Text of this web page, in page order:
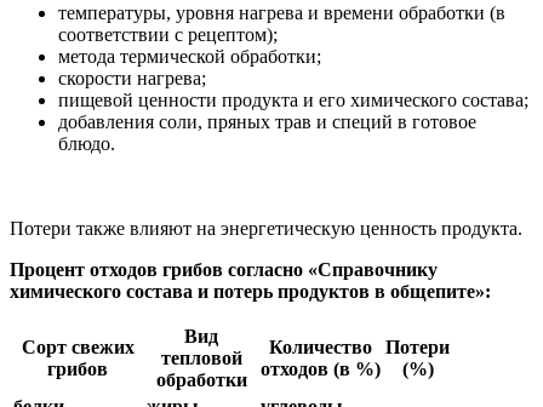
температуры, уровня нагрева и времени обработки (в
соответствии с рецептом);
метода термической обработки;
скорости нагрева;
пищевой ценности продукта и его химического состава;
добавления соли, пряных трав и специй в готовое
блюдо.
Потери также влияют на энергетическую ценность продукта.
Процент отходов грибов согласно «Справочнику
химического состава и потерь продуктов в общепите»:
Сорт свежих
грибов
Вид
тепловой
обработки
Количество
отходов (в %)
Потери
(%)